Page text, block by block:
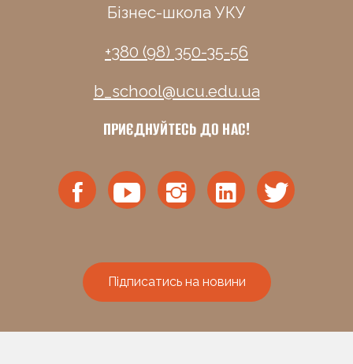
Бізнес-школа УКУ
+380 (98) 350-35-56
b_school@ucu.edu.ua
ПРИЄДНУЙТЕСЬ ДО НАС!
Підписатись на новини